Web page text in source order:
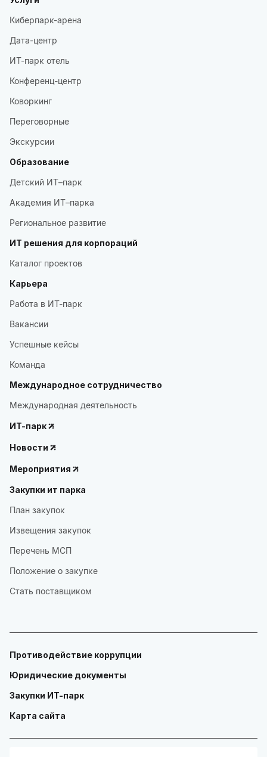
Киберпарк-арена
Дата-центр
ИТ-парк отель
Конференц-центр
Коворкинг
Переговорные
Экскурсии
Образование
Детский ИТ–парк
Академия ИТ–парка
Региональное развитие
ИТ решения для корпораций
Каталог проектов
Карьера
Работа в ИТ-парк
Вакансии
Успешные кейсы
Команда
Международное сотрудничество
Международная деятельность
ИТ-парк
Новости
Мероприятия
Закупки ит парка
План закупок
Извещения закупок
Перечень МСП
Положение о закупке
Стать поставщиком
Противодействие коррупции
Юридические документы
Закупки ИТ-парк
Карта сайта